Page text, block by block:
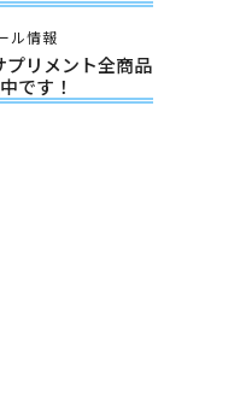
ル情報
リメント全商品
です！